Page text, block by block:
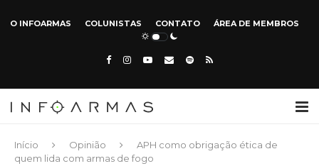
O INFOARMAS COLUNISTAS CONTATO ÁREA DE MEMBROS
Início Opinião
APH como obrigação ética de
quem lida com armas de fogo